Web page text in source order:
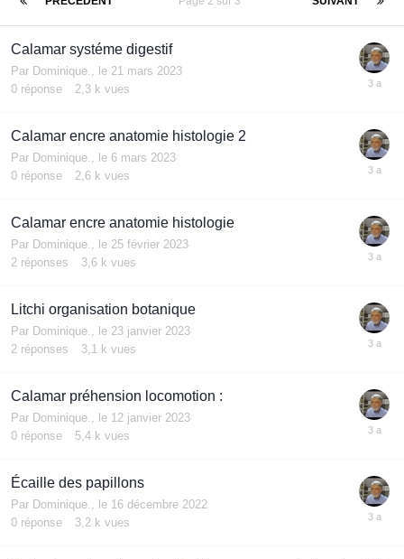
Calamar systéme digestif
Par Dominique.
le 21 mars 2023
0 réponse 2,3 k vues
Calamar encre anatomie histologie 2
Par Dominique.
le 6 mars 2023
0 réponse 2,6 k vues
Calamar encre anatomie histologie
Par Dominique.
le 25 février 2023
2 réponses 3,6 k vues
Litchi organisation botanique
Par Dominique.
le 23 janvier 2023
2 réponses 3,1 k vues
Calamar préhension locomotion :
Par Dominique.
le 12 janvier 2023
0 réponse 5,4 k vues
Écaille des papillons
Par Dominique.
le 16 décembre 2022
0 réponse 3,2 k vues